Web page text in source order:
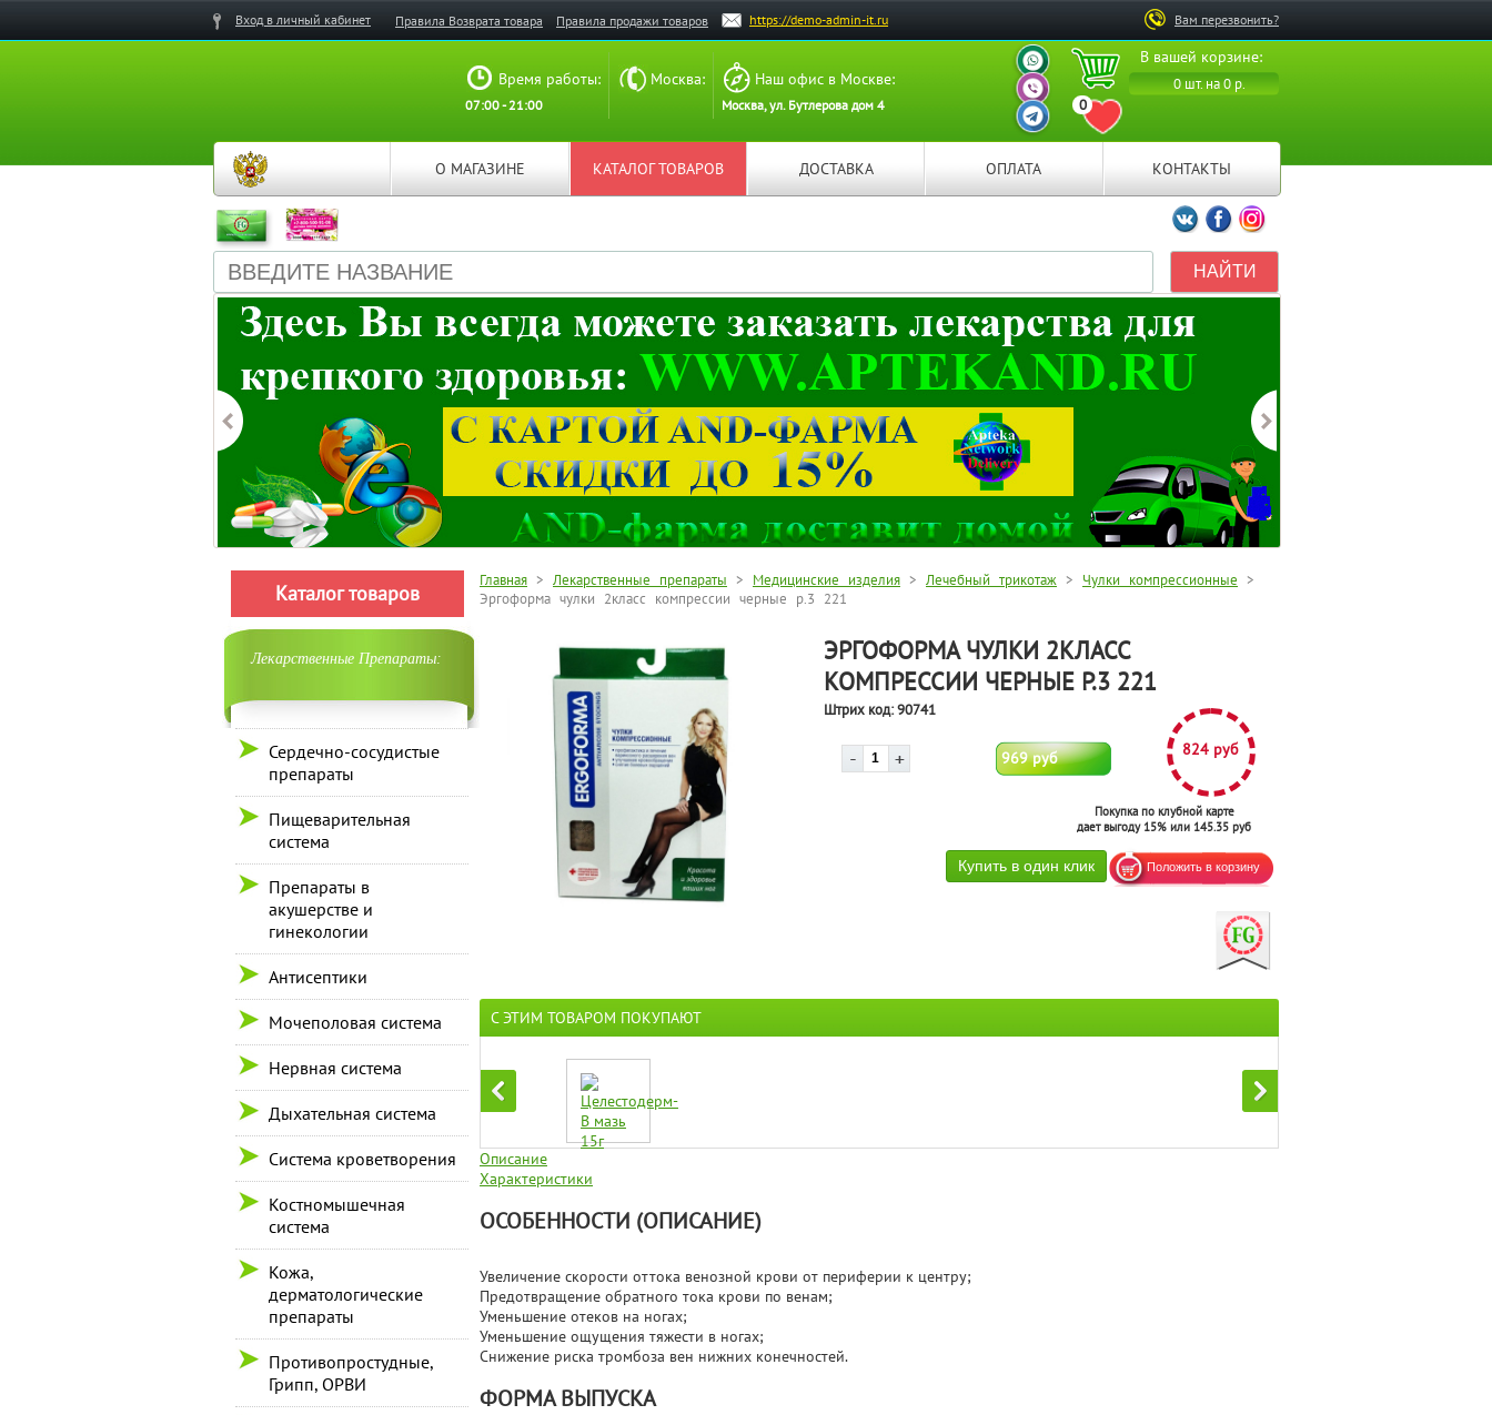
Вам перезвонить?
Вход в личный кабинет Правила Возврата товара Правила продажи товаров https://demo-admin-it.ru
В вашей корзине:
0 шт. на 0 р.
0
ПЕРЕЙТИ В ИЗБРАННОЕ
ВАШ ПЕРСОНАЛЬНЫЙ
МЕНЕДЖЕР
ВАШ ПЕРСОНАЛЬНЫЙ
МЕНЕДЖЕР
ВАШ ПЕРСОНАЛЬНЫЙ
МЕНЕДЖЕР
Время работы:
07:00 - 21:00
Москва: Наш офис в Москве:
Москва, ул. Бутлерова дом 4
О МАГАЗИНЕ КАТАЛОГ ТОВАРОВ ДОСТАВКА ОПЛАТА КОНТАКТЫ
Мы ВКонтакте
Мы на Facebook
Мы в Instagramm
Каталог товаров
Лекарственные Препараты:
Сердечно-сосудистые
препараты
Пищеварительная
система
Препараты в
акушерстве и
гинекологии
Антисептики
Мочеполовая система
Нервная система
Дыхательная система
Система кроветворения
Костномышечная
система
Кожа,
дерматологические
препараты
Противопростудные,
Грипп, ОРВИ
Главная > Лекарственные препараты > Медицинские изделия > Лечебный трикотаж > Чулки компрессионные >
Эргоформа чулки 2класс компрессии черные р.3 221
ЭРГОФОРМА ЧУЛКИ 2КЛАСС
КОМПРЕССИИ ЧЕРНЫЕ Р.3 221
Штрих код:90741
969 руб 824 руб
Покупка по клубной карте
дает выгоду 15% или 145.35 руб
С ЭТИМ ТОВАРОМ ПОКУПАЮТ
Описание
Характеристики
ОСОБЕННОСТИ (ОПИСАНИЕ)
Увеличение скорости оттока венозной крови от периферии к центру;
Предотвращение обратного тока крови по венам;
Уменьшение отеков на ногах;
Уменьшение ощущения тяжести в ногах;
Снижение риска тромбоза вен нижних конечностей.
ФОРМА ВЫПУСКА